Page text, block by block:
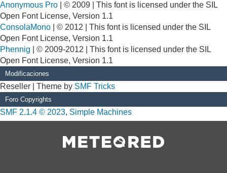
Anonymous Pro | © 2009 | This font is licensed under the SIL
Open Font License, Version 1.1
ConsolaMono | © 2012 | This font is licensed under the SIL
Open Font License, Version 1.1
Phennig | © 2009-2012 | This font is licensed under the SIL
Open Font License, Version 1.1
Modificaciones
Reseller | Theme by SMF Tricks
Foro Copyrights
SMF 2.1.4 © 2023, Simple Machines